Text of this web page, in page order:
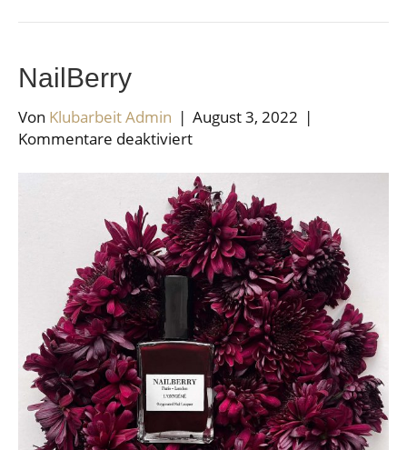
NailBerry
Von Klubarbeit Admin | August 3, 2022 |
Kommentare deaktiviertfür